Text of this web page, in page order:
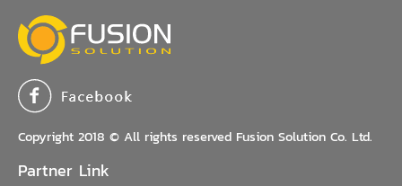
Copyright 2018 © All rights reserved Fusion Solution Co. Ltd.
Partner Link